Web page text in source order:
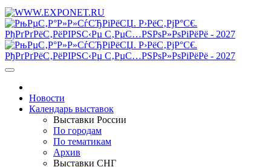
Новости
Календарь выставок
Выставки России
По городам
По тематикам
Архив
Выставки СНГ